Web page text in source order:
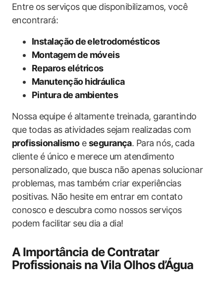
Entre os serviços que disponibilizamos, você
encontrará:
Instalação de eletrodomésticos
Montagem de móveis
Reparos elétricos
Manutenção hidráulica
Pintura de ambientes
Nossa equipe é altamente treinada, garantindo
que todas as atividades sejam realizadas com
profissionalismoesegurança. Para nós, cada
cliente é único e merece um atendimento
personalizado, que busca não apenas solucionar
problemas, mas também criar experiências
positivas. Não hesite em entrar em contato
conosco e descubra como nossos serviços
podem facilitar seu dia a dia!
A Importância de Contratar
Profissionais na Vila Olhos d’Água